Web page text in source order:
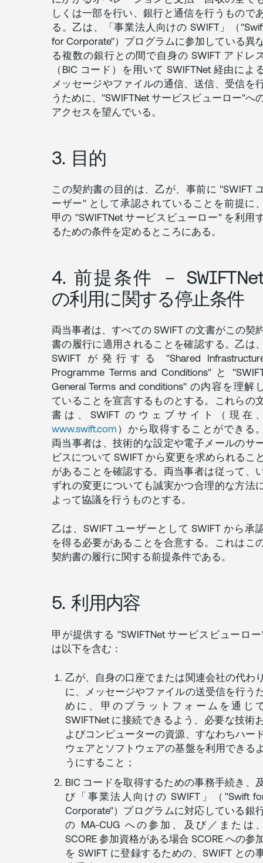
しくは一部を行い、銀行と通信を行うもので
る。乙は、「事業法人向けの SWIFT」（
for Corporate"）プログラムに参加している異
る複数の銀行との間で自身の SWIFT アドレ
（BIC コード）を用いて SWIFTNet 経由によ
メッセージやファイルの通信、送信、受信を
うために、"SWIFTNet サービスビューロー"へ
アクセスを望んでいる。
3. 目的
この契約書の目的は、乙が、事前に "SWIFT
ーザー" として承認されていることを前提に
甲の "SWIFTNet サービスビューロー" を利用
るための条件を定めるところにある。
4. 前提条件 －
の利用に関する停止条件
両当事者は、すべての SWIFT の文書がこの契
書の履行に適用されることを確認する。乙は
SWIFT が発行する "Shared
Programme Terms and Conditions" と
General Terms and conditions" の内容を理解
ていることを宣言するものとする。これらの
書は、SWIFT のウェブサイト（現在
www.swift.com ）から取得することができる
両当事者は、技術的な設定や電子メールのサ
ビスについて SWIFT から変更を求められるこ
があることを確認する。両当事者は従って、
ずれの変更についても誠実かつ合理的な方法
よって協議を行うものとする。
乙は、SWIFT ユーザーとして SWIFT から承
を得る必要があることを合意する。これはこ
契約書の履行に関する前提条件である。
5. 利用内容
甲が提供する "SWIFTNet サービスビューロ
は以下を含む：
乙が、自身の口座でまたは関連会社の代わ
に、メッセージやファイルの送受信を行う
めに、甲のプラットフォームを通じ
SWIFTNet に接続できるよう、必要な技術
よびコンピューターの資源、すなわちハー
ウェアとソフトウェアの基盤を利用できる
うにすること；
BIC コードを取得するための事務手続き、
び「事業法人向けの SWIFT」（"Swift
Corporate"）プログラムに対応している銀
の MA-CUG への参加、及び／または
SCORE 参加資格がある場合 SCORE への参
を SWIFT に登録するための、SWIFT との